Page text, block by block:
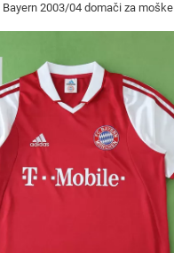
Bayern 2003/04 domači za moške